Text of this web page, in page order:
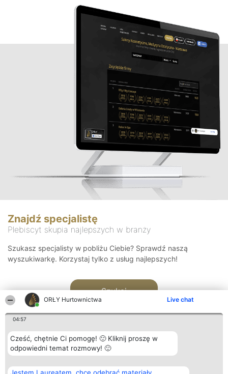
ORŁY Hurtownictwa Live chat
04:57
Cześć, chętnie Ci pomogę! 🙂 Kliknij proszę w
odpowiedni temat rozmowy! 🙂
Znajdź specjalistę
Plebiscyt skupia najlepszych w branży
Szukasz specjalisty w pobliżu Ciebie? Sprawdź naszą
wyszukiwarkę. Korzystaj tylko z usług najlepszych!
Szukaj
Organizator plebiscytu Plebiscyt Kontakt